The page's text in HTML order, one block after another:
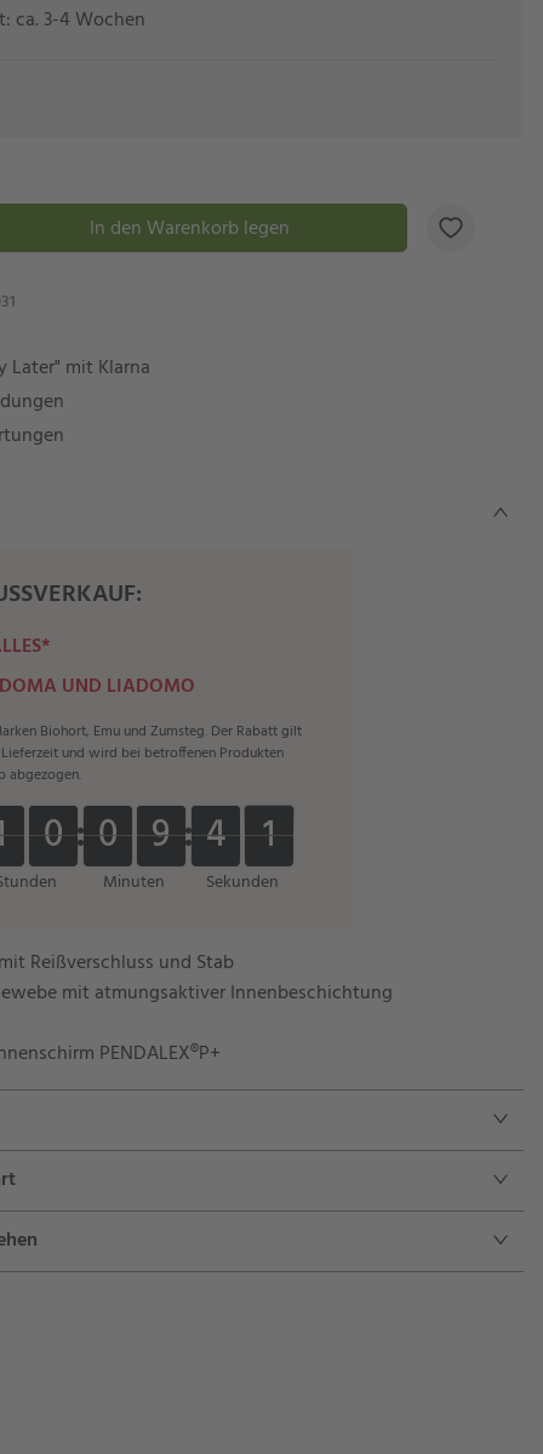
ca. 3-4 Wochen
In den Warenkorb legen
Later" mit Klarna
UND LIADOMO
Biohort, Emu und Zumsteg. Der Rabatt gilt
und wird bei betroffenen Produkten
abgezogen.
0
0
0
0
Minuten
0
0
0
0 9
9
9
9
Sekunden
4
4
4
4 9
0
0
9
Reißverschluss und Stab
mit atmungsaktiver Innenbeschichtung
PENDALEX®P+